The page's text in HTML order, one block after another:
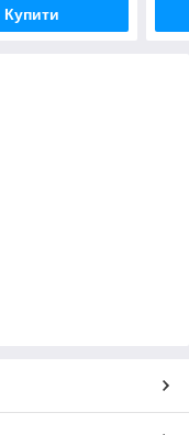
Купити